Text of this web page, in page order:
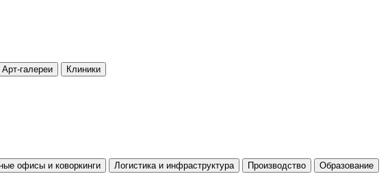
Арт-галереи Клиники
офисы и коворкинги Логистика и инфраструктура Производство
Образование